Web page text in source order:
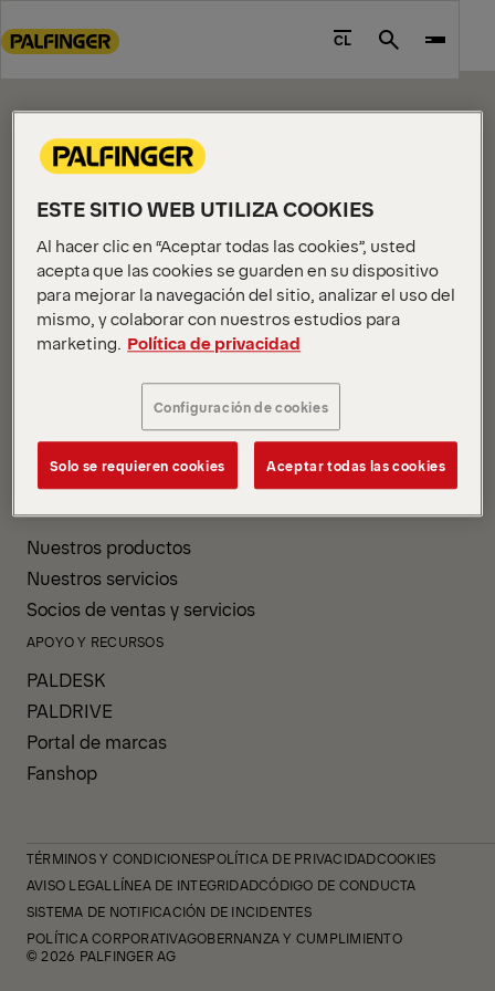
to
Go
footer
content
CL Search
CONTENT PAGE
Please edit me.
INFORMACIÓN DE LA EMPRESA
Sobre nosotros
Empleos
Inversores
Nuestros productos
Nuestros servicios
Socios de ventas y servicios
APOYO Y RECURSOS
PALDESK
PALDRIVE
Portal de marcas
Fanshop
TÉRMINOS Y CONDICIONESPOLÍTICA DE PRIVACIDADCOOKIES
AVISO LEGAL LÍNEA DE INTEGRIDADCÓDIGO DE CONDUCTA
SISTEMA DE NOTIFICACIÓN DE INCIDENTES
POLÍTICA CORPORATIVAGOBERNANZA Y CUMPLIMIENTO
© 2026 PALFINGER AG
ESTE SITIO WEB UTILIZA COOKIES
Al hacer clic en “Aceptar todas las cookies”, usted
acepta que las cookies se guarden en su dispositivo
para mejorar la navegación del sitio, analizar el uso del
mismo, y colaborar con nuestros estudios para
marketing. Política de privacidad
Configuración de cookies
Solo se requieren cookies Aceptar todas las cookies